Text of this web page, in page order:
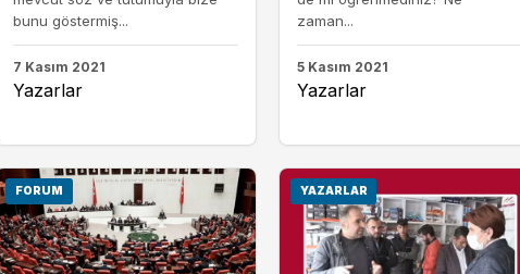
bunu göstermiş...
7 Kasım 2021
Yazarlar
zaman...
5 Kasım 2021
Yazarlar
FORUM YAZARLAR